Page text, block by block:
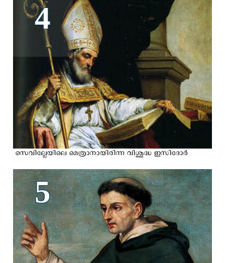
4
സെവില്ലേയിലെ മെത്രാനായിരിന്ന വിശുദ്ധ ഇസിദോര്‍
5